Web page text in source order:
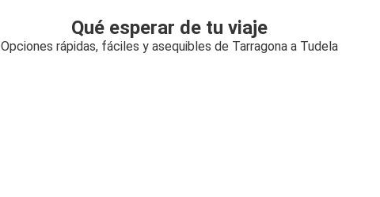
Qué esperar de tu viaje
Opciones rápidas, fáciles y asequibles de Tarragona a Tudela